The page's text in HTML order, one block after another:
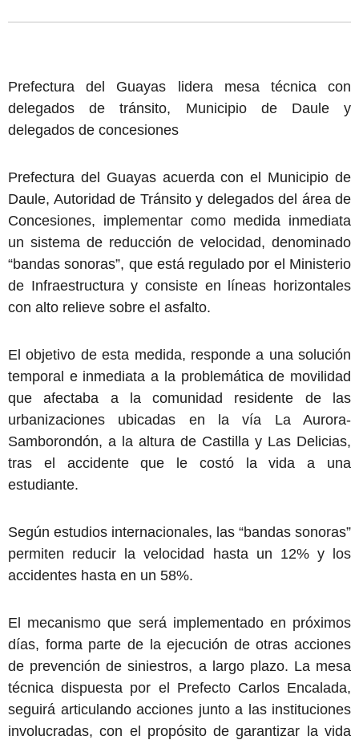
Prefectura del Guayas lidera mesa técnica con
delegados de tránsito, Municipio de Daule y
delegados de concesiones
Prefectura del Guayas acuerda con el Municipio de
Daule, Autoridad de Tránsito y delegados del área de
Concesiones, implementar como medida inmediata
un sistema de reducción de velocidad, denominado
“bandas sonoras”, que está regulado por el Ministerio
de Infraestructura y consiste en líneas horizontales
con alto relieve sobre el asfalto.
El objetivo de esta medida, responde a una solución
temporal e inmediata a la problemática de movilidad
que afectaba a la comunidad residente de las
urbanizaciones ubicadas en la vía La Aurora-
Samborondón, a la altura de Castilla y Las Delicias,
tras el accidente que le costó la vida a una
estudiante.
Según estudios internacionales, las “bandas sonoras”
permiten reducir la velocidad hasta un 12% y los
accidentes hasta en un 58%.
El mecanismo que será implementado en próximos
días, forma parte de la ejecución de otras acciones
de prevención de siniestros, a largo plazo. La mesa
técnica dispuesta por el Prefecto Carlos Encalada,
seguirá articulando acciones junto a las instituciones
involucradas, con el propósito de garantizar la vida